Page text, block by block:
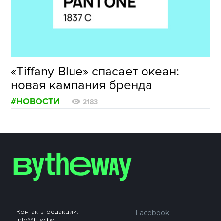
«Tiffany Blue» спасает океан:
новая кампания бренда
#НОВОСТИ 2183
Контакты редакции:
info@btw.by
Facebook
ФОТОГРАФИЯ
ИСТОРИИ БРЕНДОВ
О ПРОЕКТЕ
РЕКЛАМА